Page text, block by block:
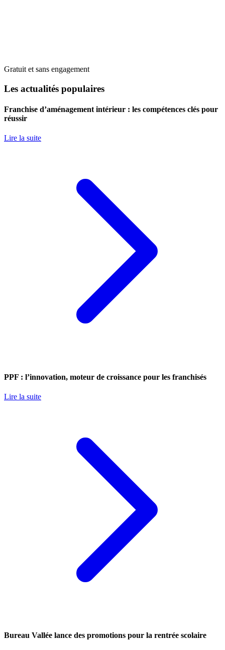
Gratuit et sans engagement
Les actualités populaires
Franchise d’aménagement intérieur : les compétences clés pour
réussir
Lire la suite
PPF : l’innovation, moteur de croissance pour les franchisés
Lire la suite
Bureau Vallée lance des promotions pour la rentrée scolaire